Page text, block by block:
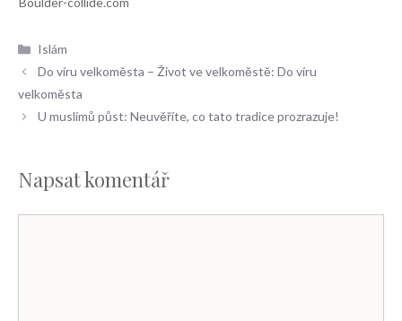
Rubriky
Islám
Do víru velkoměsta – Život ve velkoměstě: Do víru
velkoměsta
U muslimů půst: Neuvěříte, co tato tradice prozrazuje!
Napsat komentář